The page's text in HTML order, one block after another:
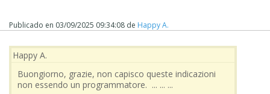
ecc....), non difficile da ottenere, ed applicabile con un
tornerò qui....
ciao
Publicado en 03/09/2025 09:34:08 de Happy A.
Happy A.
Buongiorno, grazie, non capisco queste indicazioni
non essendo un programmatore. ... ... ...